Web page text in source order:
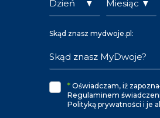
Skąd znasz mydwoje.pl:
* Oświadczam, iż
Regulaminem
Polityką prywatności i je